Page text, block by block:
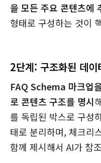
을 모든 주요 콘텐츠에
형태로 구성하는 것이
2단계: 구조화된 데
FAQ Schema 마크업
로 콘텐츠 구조를 명시
를 독립된 박스로 구성
태로 분리하며, 체크리
함께 제시해서 AI가 참